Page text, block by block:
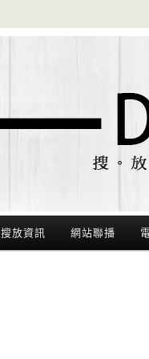
搜放資訊 網站聯播